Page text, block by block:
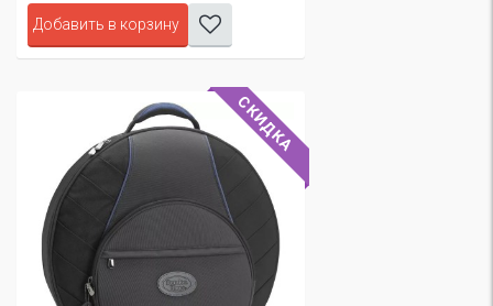
Добавить в корзину
СКИДКА